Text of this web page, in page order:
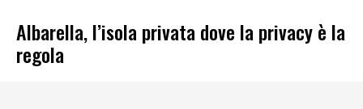
Albarella, l’isola privata dove la privacy è la
regola